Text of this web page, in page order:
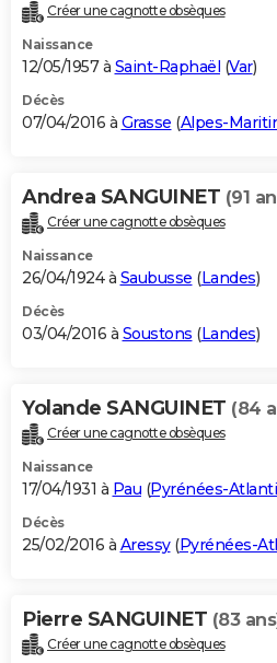
Créer une cagnotte obsèques
Naissance
12/05/1957 à Saint-Raphaël (Var)
Décès
07/04/2016 à Grasse (Alpes-
Andrea SANGUINET (91
Créer une cagnotte obsèques
Naissance
26/04/1924 à Saubusse (Landes)
Décès
03/04/2016 à Soustons (Landes)
Yolande SANGUINET (84
Créer une cagnotte obsèques
Naissance
17/04/1931 à Pau (Pyrénées-
Décès
25/02/2016 à Aressy(Pyrénées-
Pierre SANGUINET (83
Créer une cagnotte obsèques